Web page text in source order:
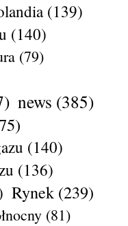
(139)
(140)
(79)
news (385)
(140)
(136)
Rynek (239)
(81)